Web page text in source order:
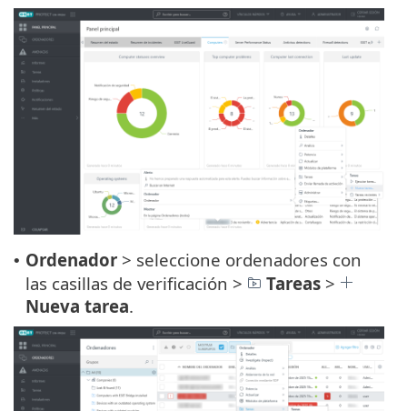
• Ordenador > seleccione ordenadores con
las casillas de verificación >
Tareas >
Nueva tarea.